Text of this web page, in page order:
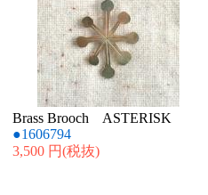
Brass Brooch ASTERISK
●1606794
3,500 円(税抜)